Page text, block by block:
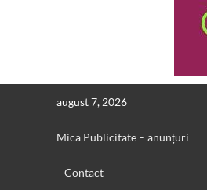
august 7, 2026
Mica Publicitate – anunțuri
Contact